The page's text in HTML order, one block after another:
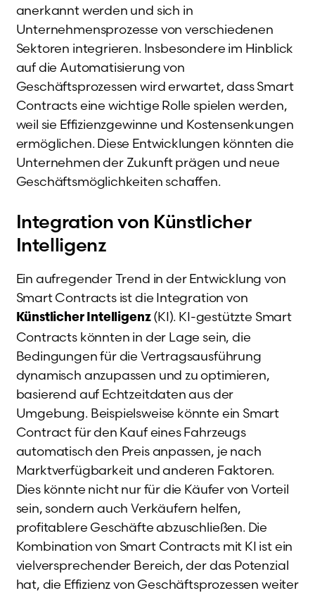
anerkannt werden und sich in
Unternehmensprozesse von verschiedenen
Sektoren integrieren. Insbesondere im Hinblick
auf die Automatisierung von
Geschäftsprozessen wird erwartet, dass Smart
Contracts eine wichtige Rolle spielen werden,
weil sie Effizienzgewinne und Kostensenkungen
ermöglichen. Diese Entwicklungen könnten die
Unternehmen der Zukunft prägen und neue
Geschäftsmöglichkeiten schaffen.
Integration von Künstlicher
Intelligenz
Ein aufregender Trend in der Entwicklung von
Smart Contracts ist die Integration von
Künstlicher Intelligenz(KI). KI-gestützte Smart
Contracts könnten in der Lage sein, die
Bedingungen für die Vertragsausführung
dynamisch anzupassen und zu optimieren,
basierend auf Echtzeitdaten aus der
Umgebung. Beispielsweise könnte ein Smart
Contract für den Kauf eines Fahrzeugs
automatisch den Preis anpassen, je nach
Marktverfügbarkeit und anderen Faktoren.
Dies könnte nicht nur für die Käufer von Vorteil
sein, sondern auch Verkäufern helfen,
profitablere Geschäfte abzuschließen. Die
Kombination von Smart Contracts mit KI ist ein
vielversprechender Bereich, der das Potenzial
hat, die Effizienz von Geschäftsprozessen weiter